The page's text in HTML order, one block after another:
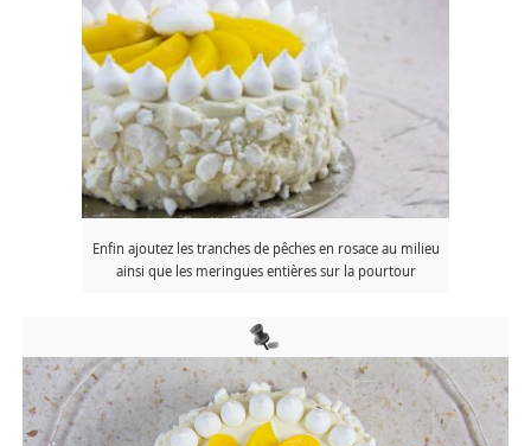
Enfin ajoutez les tranches de pêches en rosace au milieu
ainsi que les meringues entières sur la pourtour